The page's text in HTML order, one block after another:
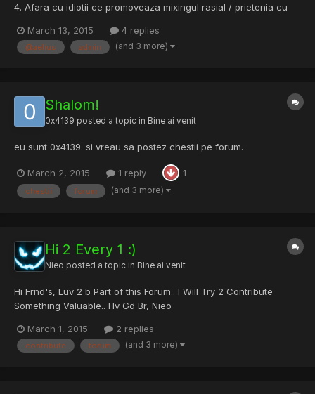
4. Afara cu idiotii ce promoveaza mixingul rasial / prietenia cu
inteles pt unii]) De ce? Sa nu mai influenteze negativ tineretul de
etnie geto-daca de pe forum. Cat t...
March 13, 2015 4 replies
@aelius admin (and 3 more)
Shalom!
0x4139 posted a topic in Bine ai venit
eu sunt 0x4139. si vreau sa postez chestii pe forum.
March 2, 2015 1 reply 1
chestii forum (and 3 more)
Hi 2 Every 1 :)
Nieo posted a topic in Bine ai venit
Hi Frnd's, Luv 2 b Part of this Forum.. I Will Try 2 Contribute
Something Valuable.. Hv Gd Br, Nieo
March 1, 2015 2 replies
contribute forum (and 3 more)